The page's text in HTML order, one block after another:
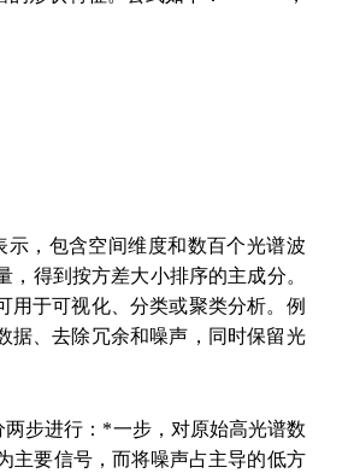
，包含空间维度和数百个光谱波
得到按方差大小排序的主成分。
用于可视化、分类或聚类分析。例
据、去除冗余和噪声，同时保留光
步进行：*一步，对原始高光谱数
主要信号，而将噪声占主导的低方